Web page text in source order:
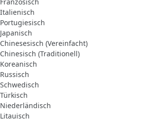
Italienisch
Portugiesisch
Japanisch
Chinesesisch (Vereinfacht)
Chinesisch (Traditionell)
Koreanisch
Russisch
Schwedisch
Türkisch
Niederländisch
Litauisch